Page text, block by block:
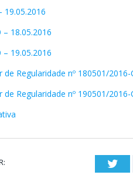
19.05.2016
– 18.05.2016
– 19.05.2016
de Regularidade nº 180501/2016-
de Regularidade nº 190501/2016-